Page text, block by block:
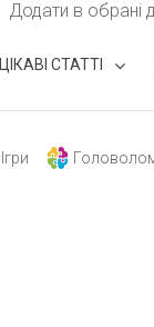
Додати в обрані
ЦІКАВІ СТАТТІ